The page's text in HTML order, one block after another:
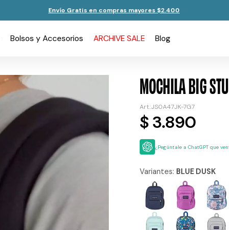
Envío Gratis en compras mayores $2.400
Bolsos y Accesorios ARCHIVE SALE Blog
MOCHILA BIG
JS0A47JK-7G7
$ 3.890
¿Pegúntale a ChatGPT que
Variantes: BLUE DUSK